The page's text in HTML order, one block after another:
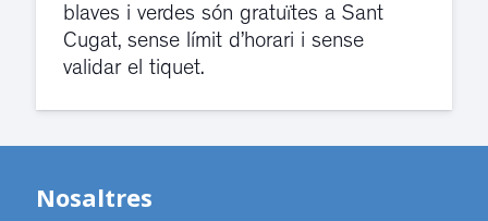
blaves i verdes són gratuïtes a Sant
Cugat, sense límit d’horari i sense
validar el tiquet.
Nosaltres